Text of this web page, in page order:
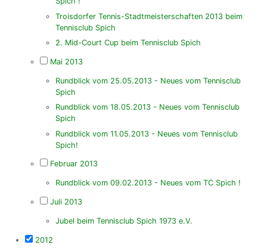
Troisdorfer Tennis-Stadtmeisterschaften 2013 beim
Tennisclub Spich
2. Mid-Court Cup beim Tennisclub Spich
Mai 2013
Rundblick vom 25.05.2013 - Neues vom Tennisclub
Spich
Rundblick vom 18.05.2013 - Neues vom Tennisclub
Spich
Rundblick vom 11.05.2013 - Neues vom Tennisclub
Spich!
Februar 2013
Rundblick vom 09.02.2013 - Neues vom TC Spich !
Juli 2013
Jubel beim Tennisclub Spich 1973 e.V.
2012